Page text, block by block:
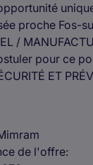
proche Fos-
/
pour ce
ET
de l'offre